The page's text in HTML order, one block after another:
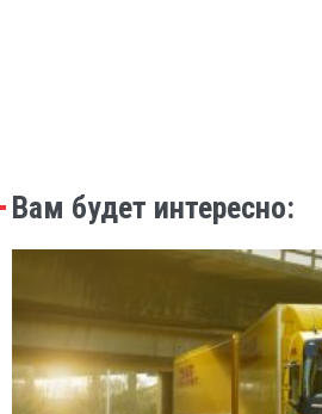
Вам будет интересно: